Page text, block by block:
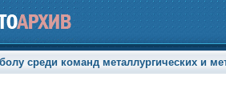
среди команд металлургических и